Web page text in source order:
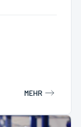
MEHR